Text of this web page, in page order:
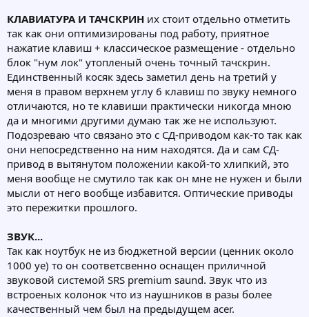
КЛАВИАТУРА И ТАЧСКРИН их стоит отдельно отметить
так как они оптимизированы под работу, приятное
нажатие клавиш + классическое размещение - отдельно
блок "нум лок" утопленый очень точный тачскрин.
Единственный косяк здесь заметил день на третий у
меня в правом верхнем углу 6 клавиш по звуку немного
отличаются, но те клавиши практически никогда мною
да и многими другими думаю так же не используют.
Подозреваю что связано это с СД-приводом как-то так как
они непосредственно на ним находятся. Да и сам СД-
привод в вытянутом положении какой-то хлипкий, это
меня вообще не смутило так как он мне не нужен и были
мысли от него вообще избавится. Оптические приводы
это пережитки прошлого.
ЗВУК...
Так как ноутбук не из бюджетной версии (ценник около
1000 уе) то он соответсвенно оснащен приличной
звуковой системой SRS premium saund. Звук что из
встроеных колонок что из наушников в разы более
качественный чем был на предыдущем acer.